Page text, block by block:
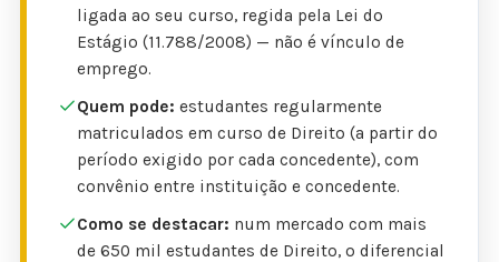
ligada ao seu curso, regida pela Lei do
Estágio (11.788/2008) — não é vínculo de
emprego.
Quem pode: estudantes regularmente
matriculados em curso de Direito (a partir do
período exigido por cada concedente), com
convênio entre instituição e concedente.
Como se destacar: num mercado com mais
de 650 mil estudantes de Direito, o diferencial